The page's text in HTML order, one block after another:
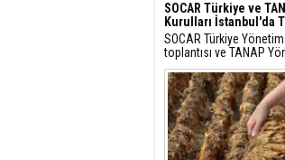
SOCAR Türkiye ve
Kurulları İstanbul'da
SOCAR Türkiye
toplantısı ve TANAP
toplantısı, 30 Temmuz
İstanbul’da